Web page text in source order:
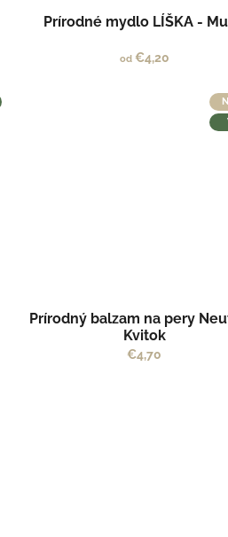
Prírodné mydlo LÍŠKA -
od€4,20
Prírodný balzam na pery
Kvitok
€4,70